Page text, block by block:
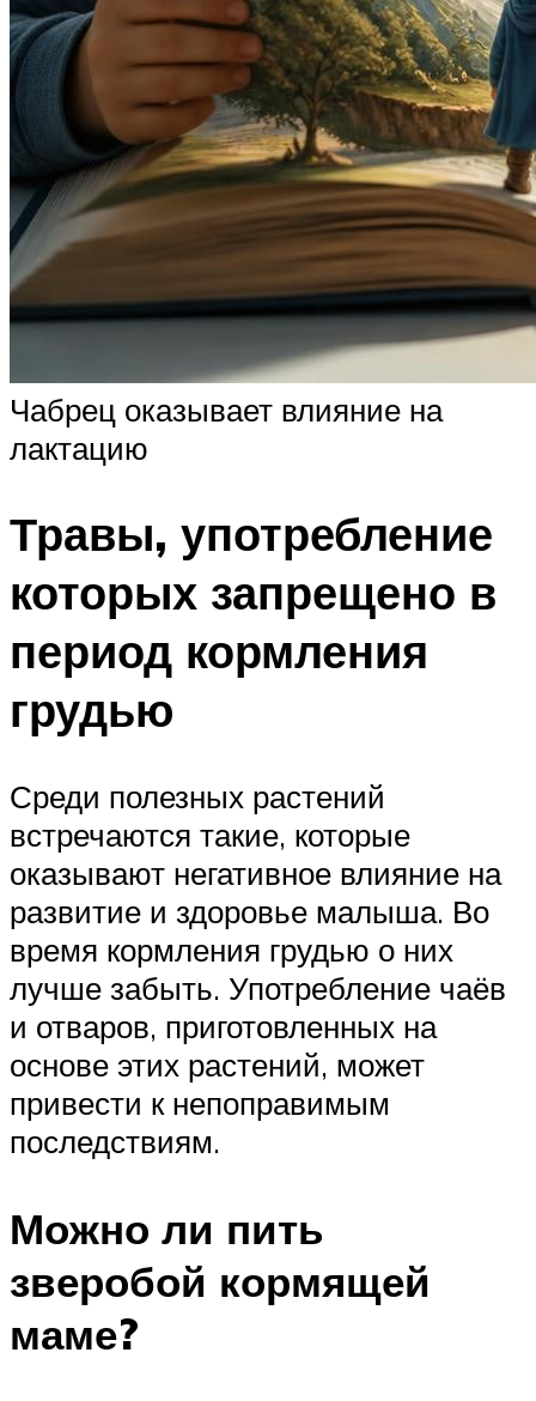
Чабрец оказывает влияние на
лактацию
Травы, употребление
которых запрещено в
период кормления
грудью
Среди полезных растений
встречаются такие, которые
оказывают негативное влияние на
развитие и здоровье малыша. Во
время кормления грудью о них
лучше забыть. Употребление чаёв
и отваров, приготовленных на
основе этих растений, может
привести к непоправимым
последствиям.
Можно ли пить
зверобой кормящей
маме?